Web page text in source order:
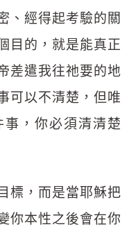
、經得起考驗的關
目的，就是能真正
差遣我往祂要的地
可以不清楚，但唯
，你必須清清楚
標，而是當耶穌把
你本性之後會在你